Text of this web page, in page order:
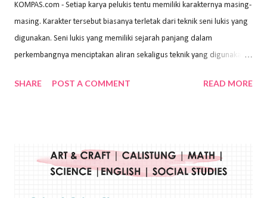
KOMPAS.com - Setiap karya pelukis tentu memiliki karakternya masing-
masing. Karakter tersebut biasanya terletak dari teknik seni lukis yang
digunakan. Seni lukis yang memiliki sejarah panjang dalam
perkembangnya menciptakan aliran sekaligus teknik yang digunakan.
Wayan Kun Adnyana, teknik yang berbeda tentunya akan
menggunakan bahan dasar cat air, cat akrilik, atau cat minyak dengan
sapuan warna cat yang tebal. Dengan memberikan sapuan warna
SHARE POST A COMMENT READ MORE